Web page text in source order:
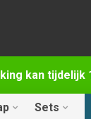
kan
Sets